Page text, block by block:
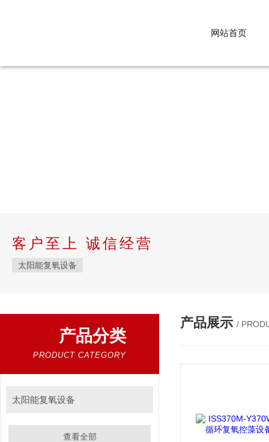
网站首页
客户至上 诚信经营
太阳能复氧设备
产品分类
PRODUCT CATEGORY
太阳能复氧设备
查看全部
产品展示 /